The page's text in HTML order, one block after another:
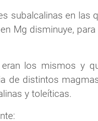
subalcalinas en
Mg disminuye,
los mismos y
de distintos
y toleíticas.